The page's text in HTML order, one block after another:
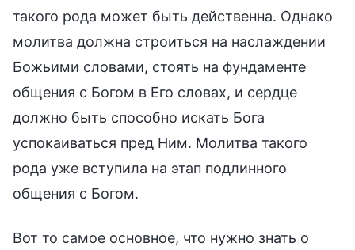
такого рода может быть действенна. Однако
молитва должна строиться на наслаждении
Божьими словами, стоять на фундаменте
общения с Богом в Его словах, и сердце
должно быть способно искать Бога
успокаиваться пред Ним. Молитва такого
рода уже вступила на этап подлинного
общения с Богом.
Вот то самое основное, что нужно знать о